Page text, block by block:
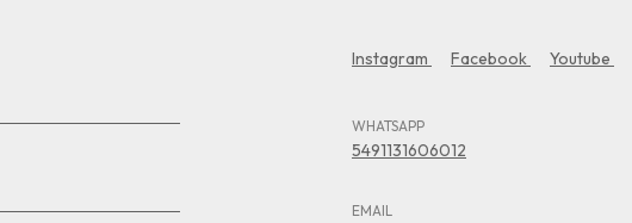
Instagram Facebook Youtube
WHATSAPP
5491131606012
EMAIL